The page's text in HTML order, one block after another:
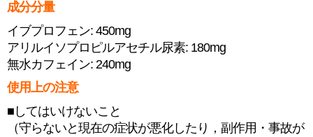
成分分量
イブプロフェン: 450mg
アリルイソプロピルアセチル尿素: 180mg
無水カフェイン: 240mg
使用上の注意
■してはいけないこと
（守らないと現在の症状が悪化したり，副作用・事故が